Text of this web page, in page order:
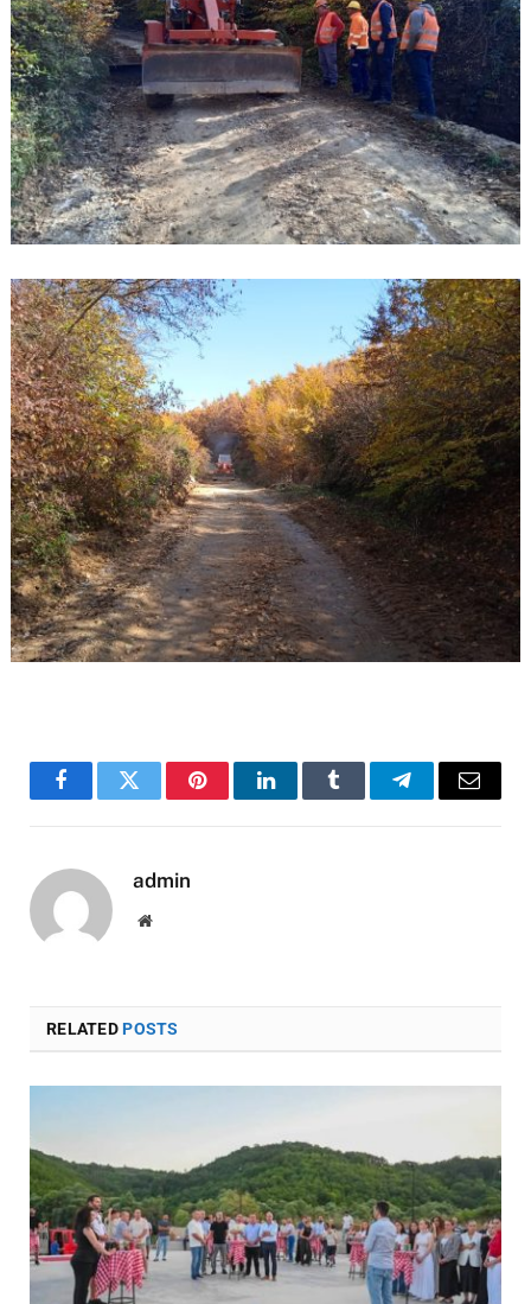
FacebookTwitter PinterestLinkedInTumblr TelegramEmail
admin
Website
RELATEDPOSTS